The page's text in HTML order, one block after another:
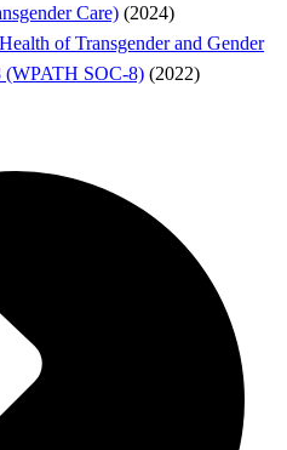
Care) (2024)
of Transgender and Gender
(WPATH SOC-8) (2022)